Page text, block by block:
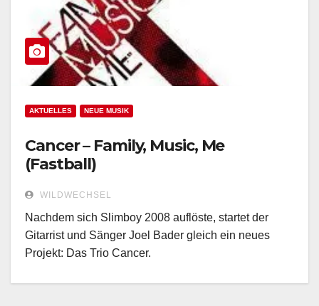
AKTUELLES NEUE MUSIK
Cancer – Family, Music, Me
(Fastball)
WILDWECHSEL
Nachdem sich Slimboy 2008 auflöste, startet der
Gitarrist und Sänger Joel Bader gleich ein neues
Projekt: Das Trio Cancer.